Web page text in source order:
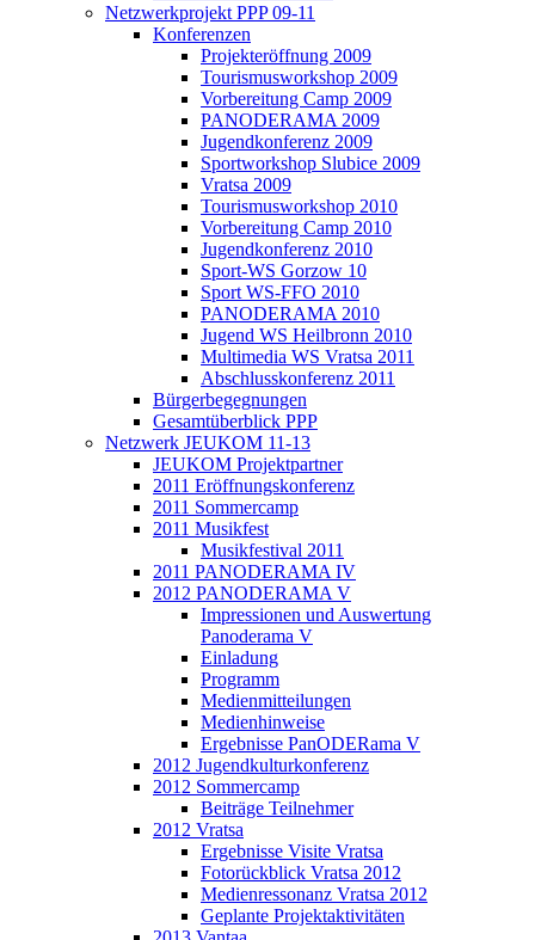
Netzwerkprojekt PPP 09-11
Konferenzen
Projekteröffnung 2009
Tourismusworkshop 2009
Vorbereitung Camp 2009
PANODERAMA 2009
Jugendkonferenz 2009
Sportworkshop Slubice 2009
Vratsa 2009
Tourismusworkshop 2010
Vorbereitung Camp 2010
Jugendkonferenz 2010
Sport-WS Gorzow 10
Sport WS-FFO 2010
PANODERAMA 2010
Jugend WS Heilbronn 2010
Multimedia WS Vratsa 2011
Abschlusskonferenz 2011
Bürgerbegegnungen
Gesamtüberblick PPP
Netzwerk JEUKOM 11-13
JEUKOM Projektpartner
2011 Eröffnungskonferenz
2011 Sommercamp
2011 Musikfest
Musikfestival 2011
2011 PANODERAMA IV
2012 PANODERAMA V
Impressionen und Auswertung
Panoderama V
Einladung
Programm
Medienmitteilungen
Medienhinweise
Ergebnisse PanODERama V
2012 Jugendkulturkonferenz
2012 Sommercamp
Beiträge Teilnehmer
2012 Vratsa
Ergebnisse Visite Vratsa
Fotorückblick Vratsa 2012
Medienressonanz Vratsa 2012
Geplante Projektaktivitäten